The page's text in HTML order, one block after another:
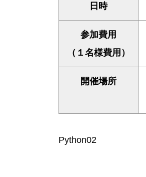
日時
参加費用
（１名様費用）
開催場所
Python02